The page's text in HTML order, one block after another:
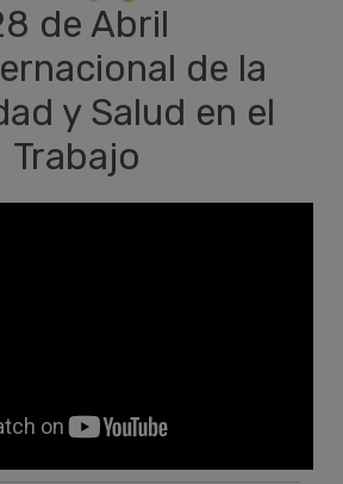
de Abril
de la
y Salud en el
Trabajo